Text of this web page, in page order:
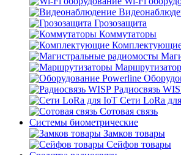
Грозозащита
Коммутаторы
Радиосвязь
Сети LoRa
Сотовая связь
Системы биометрические
Замков товары
Сейфов товары